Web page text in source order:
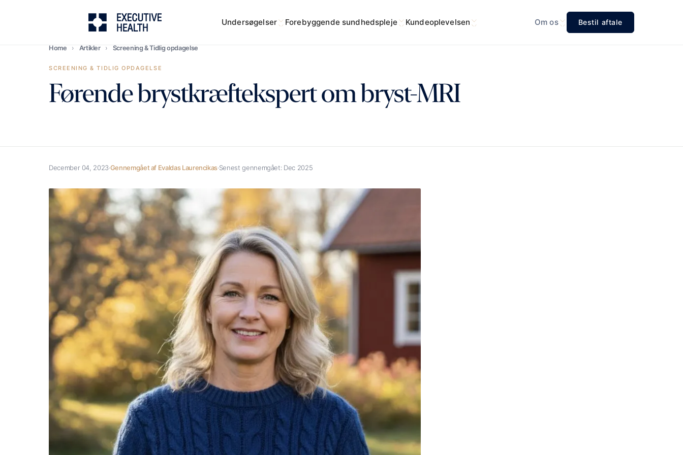
Undersøgelser Forebyggende sundhedspleje Kundeoplevelsen Om os Bestil aftale
Home › Artikler › Screening & Tidlig opdagelse
SCREENING & TIDLIG OPDAGELSE
Førende brystkræftekspert om bryst-MRI
December 04, 2023·Gennemgået af Evaldas Laurencikas·Senest gennemgået: Dec 2025